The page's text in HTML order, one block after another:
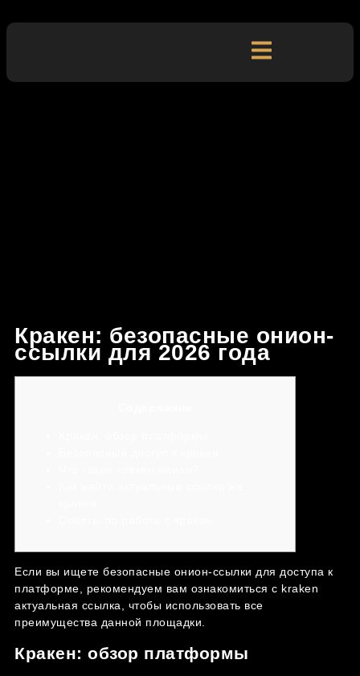
Кракен: безопасные онион-
ссылки для 2026 года
Если вы ищете безопасные онион-ссылки для доступа к
платформе, рекомендуем вам ознакомиться с kraken
актуальная ссылка , чтобы использовать все
преимущества данной площадки.
Кракен: обзор платформы